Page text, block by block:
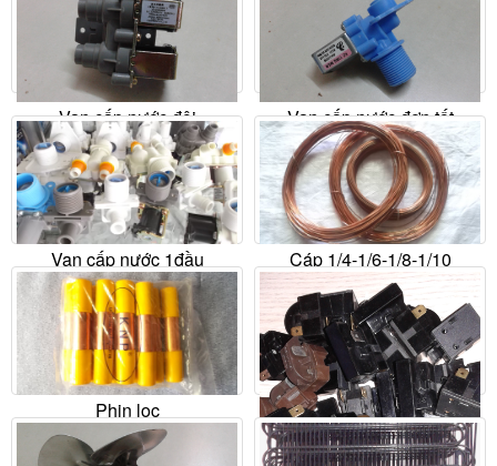
Liên hệ
Mua ngay
Chi tiết
Liên hệ
Mua ngay
Chi tiết
Van cấp nước đôi
Liên hệ
Mua ngay
Chi tiết
Van cấp nước đơn tốt
Liên hệ
Mua ngay
Chi tiết
Van cấp nước 1đầu
Liên hệ
Mua ngay
Chi tiết
Cáp 1/4-1/6-1/8-1/10
Liên hệ
Mua ngay
Chi tiết
Phin lọc
Liên hệ